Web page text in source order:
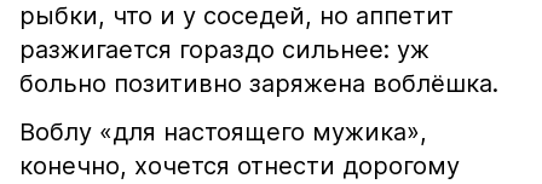
рыбки, что и у соседей, но аппетит
разжигается гораздо сильнее: уж
больно позитивно заряжена воблёшка.
Воблу «для настоящего мужика»,
конечно, хочется отнести дорогому